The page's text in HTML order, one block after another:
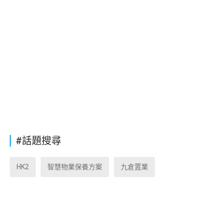
#話題搜尋
HK2 智慧物業保養方案 九倉置業